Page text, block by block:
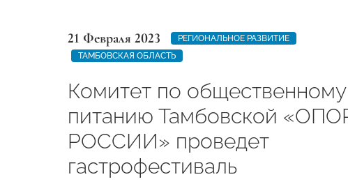
21 Февраля 2023
РЕГИОНАЛЬНОЕ РАЗВИТИЕ
ТАМБОВСКАЯ ОБЛАСТЬ
Комитет по общественному
питанию Тамбовской
РОССИИ» проведет
гастрофестиваль